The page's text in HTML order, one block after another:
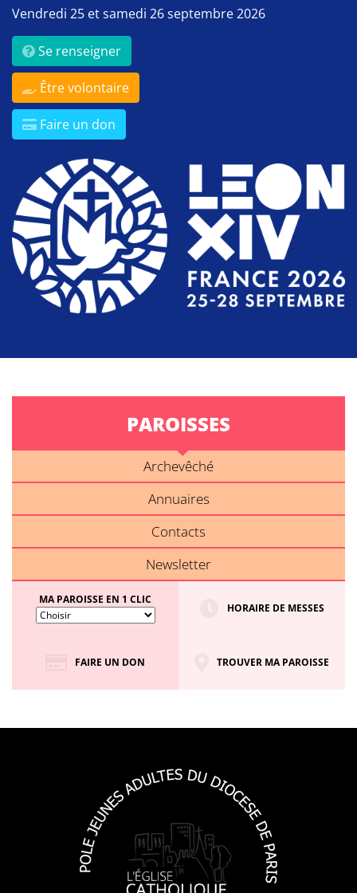
Vendredi 25 et samedi 26 septembre 2026
Se renseigner
Être volontaire
Faire un don
PAROISSES
Archevêché
Annuaires
Contacts
Newsletter
MA PAROISSE EN 1 CLIC
HORAIRE DE MESSES
FAIRE UN DON TROUVER MA PAROISSE